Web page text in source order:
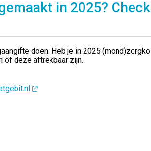
in 2025?
doen. Heb je in 2025
of deze aftrekbaar zijn.